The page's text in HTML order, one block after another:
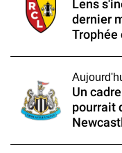
Lens
dernier
Trophée
Un
pourrait